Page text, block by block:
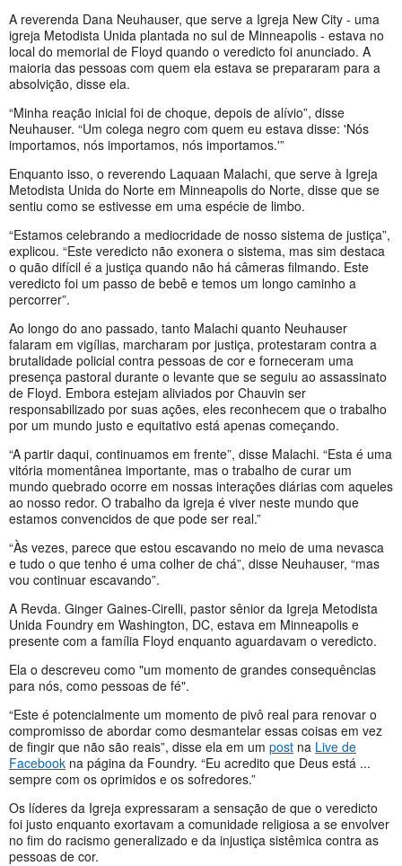
A reverenda Dana Neuhauser, que serve a Igreja New City - uma
igreja Metodista Unida plantada no sul de Minneapolis - estava no
local do memorial de Floyd quando o veredicto foi anunciado. A
maioria das pessoas com quem ela estava se prepararam para a
absolvição, disse ela.
“Minha reação inicial foi de choque, depois de alívio”, disse
Neuhauser. “Um colega negro com quem eu estava disse: 'Nós
importamos, nós importamos, nós importamos.'”
Enquanto isso, o reverendo Laquaan Malachi, que serve à Igreja
Metodista Unida do Norte em Minneapolis do Norte, disse que se
sentiu como se estivesse em uma espécie de limbo.
“Estamos celebrando a mediocridade de nosso sistema de justiça”,
explicou. “Este veredicto não exonera o sistema, mas sim destaca
o quão difícil é a justiça quando não há câmeras filmando. Este
veredicto foi um passo de bebê e temos um longo caminho a
percorrer”.
Ao longo do ano passado, tanto Malachi quanto Neuhauser
falaram em vigílias, marcharam por justiça, protestaram contra a
brutalidade policial contra pessoas de cor e forneceram uma
presença pastoral durante o levante que se seguiu ao assassinato
de Floyd. Embora estejam aliviados por Chauvin ser
responsabilizado por suas ações, eles reconhecem que o trabalho
por um mundo justo e equitativo está apenas começando.
“A partir daqui, continuamos em frente”, disse Malachi. “Esta é uma
vitória momentânea importante, mas o trabalho de curar um
mundo quebrado ocorre em nossas interações diárias com aqueles
ao nosso redor. O trabalho da igreja é viver neste mundo que
estamos convencidos de que pode ser real.”
“Às vezes, parece que estou escavando no meio de uma nevasca
e tudo o que tenho é uma colher de chá”, disse Neuhauser, “mas
vou continuar escavando”.
A Revda. Ginger Gaines-Cirelli, pastor sênior da Igreja Metodista
Unida Foundry em Washington, DC, estava em Minneapolis e
presente com a família Floyd enquanto aguardavam o veredicto.
Ela o descreveu como "um momento de grandes consequências
para nós, como pessoas de fé".
“Este é potencialmente um momento de pivô real para renovar o
compromisso de abordar como desmantelar essas coisas em vez
de fingir que não são reais”, disse ela em um post na Live de
Facebook na página da Foundry. “Eu acredito que Deus está ...
sempre com os oprimidos e os sofredores.”
Os líderes da Igreja expressaram a sensação de que o veredicto
foi justo enquanto exortavam a comunidade religiosa a se envolver
no fim do racismo generalizado e da injustiça sistêmica contra as
pessoas de cor.